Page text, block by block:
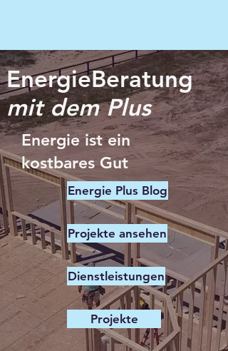
EnergieBeratung
mit dem Plus
Energie ist ein
kostbares Gut
Energie Plus Blog
Projekte ansehen
Dienstleistungen
Projekte